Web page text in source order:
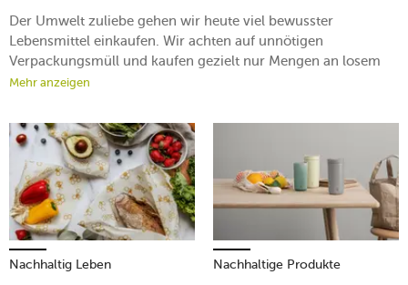
Der Umwelt zuliebe gehen wir heute viel bewusster
Lebensmittel einkaufen. Wir achten auf unnötigen
Verpackungsmüll und kaufen gezielt nur Mengen an losem
Obst und Gemüse ein, welches wir auch wirklich verarbeiten
dabei und für die Aufbewahrung greifen wir zu
wiederverwendbaren Boxen aus Glas, Edelstahl oder
recyceltem Kunststoff. Hier finden Sie dauerhaftclevere
Dinge für mehr Nachhaltigkeit im Alltag.
Mehr anzeigen
Nachhaltig Leben Nachhaltige Produkte